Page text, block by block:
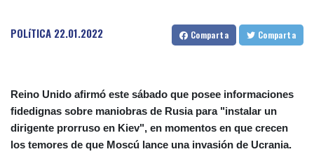
CUC 1.156136
CUP 30.637594
DKK 7.477932
DOP 67.289164
DZD 152.967099
EGP 57.293288
POLíTICA 22.01.2022 Comparta Comparta
Reino Unido afirmó este sábado que posee informaciones
fidedignas sobre maniobras de Rusia para "instalar un
dirigente prorruso en Kiev", en momentos en que crecen
los temores de que Moscú lance una invasión de Ucrania.